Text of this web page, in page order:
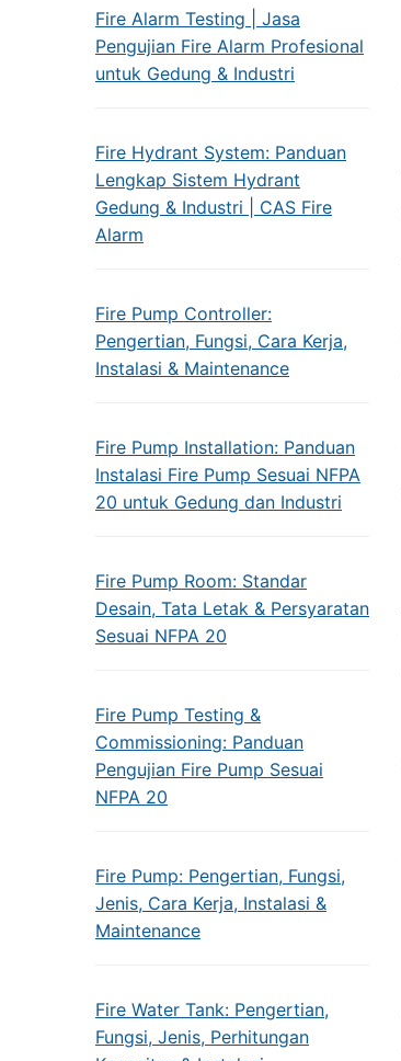
Fire Alarm Testing | Jasa
Pengujian Fire Alarm Profesional
untuk Gedung & Industri
Fire Hydrant System: Panduan
Lengkap Sistem Hydrant
Gedung & Industri | CAS Fire
Alarm
Fire Pump Controller:
Pengertian, Fungsi, Cara Kerja,
Instalasi & Maintenance
Fire Pump Installation: Panduan
Instalasi Fire Pump Sesuai NFPA
20 untuk Gedung dan Industri
Fire Pump Room: Standar
Desain, Tata Letak & Persyaratan
Sesuai NFPA 20
Fire Pump Testing &
Commissioning: Panduan
Pengujian Fire Pump Sesuai
NFPA 20
Fire Pump: Pengertian, Fungsi,
Jenis, Cara Kerja, Instalasi &
Maintenance
Fire Water Tank: Pengertian,
Fungsi, Jenis, Perhitungan